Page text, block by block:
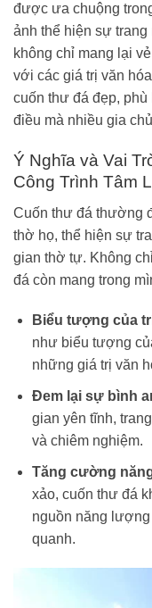
được ưa chuộng
ảnh thể hiện sự
không chỉ mang lại
với các giá trị văn
cuốn thư đá đẹp,
điều mà nhiều gia
Ý Nghĩa và Vai
Công Trình Tâm
Cuốn thư đá thường
thờ họ, thể hiện sự
gian thờ tự. Không
đá còn mang trong
Biểu tượng của
như biểu tượng
những giá trị văn
Đem lại sự bình
gian yên tĩnh,
và chiêm nghiệm.
Tăng cường
xảo, cuốn thư đá
nguồn năng
quanh.